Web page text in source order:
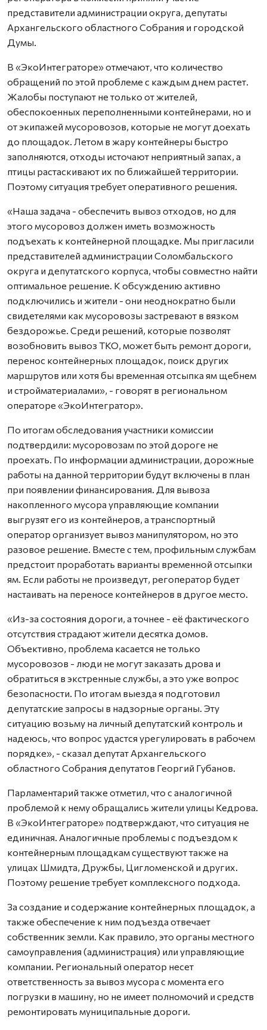
представители администрации округа, депутаты
Архангельского областного Собрания и городской
Думы.
В «ЭкоИнтеграторе» отмечают, что количество
обращений по этой проблеме с каждым днем растет.
Жалобы поступают не только от жителей,
обеспокоенных переполненными контейнерами, но и
от экипажей мусоровозов, которые не могут доехать
до площадок. Летом в жару контейнеры быстро
заполняются, отходы источают неприятный запах, а
птицы растаскивают их по ближайшей территории.
Поэтому ситуация требует оперативного решения.
«Наша задача - обеспечить вывоз отходов, но для
этого мусоровоз должен иметь возможность
подъехать к контейнерной площадке. Мы пригласили
представителей администрации Соломбальского
округа и депутатского корпуса, чтобы совместно найти
оптимальное решение. К обсуждению активно
подключились и жители - они неоднократно были
свидетелями как мусоровозы застревают в вязком
бездорожье. Среди решений, которые позволят
возобновить вывоз ТКО, может быть ремонт дороги,
перенос контейнерных площадок, поиск других
маршрутов или хотя бы временная отсыпка ям щебнем
и стройматериалами», - говорят в региональном
операторе «ЭкоИнтегратор».
По итогам обследования участники комиссии
подтвердили: мусоровозам по этой дороге не
проехать. По информации администрации, дорожные
работы на данной территории будут включены в план
при появлении финансирования. Для вывоза
накопленного мусора управляющие компании
выгрузят его из контейнеров, а транспортный
оператор организует вывоз манипулятором, но это
разовое решение. Вместе с тем, профильным службам
предстоит проработать варианты временной отсыпки
ям. Если работы не произведут, регоператор будет
настаивать на переносе контейнеров в другое место.
«Из-за состояния дороги, а точнее - её фактического
отсутствия страдают жители десятка домов.
Объективно, проблема касается не только
мусоровозов - люди не могут заказать дрова и
обратиться в экстренные службы, а это уже вопрос
безопасности. По итогам выезда я подготовил
депутатские запросы в надзорные органы. Эту
ситуацию возьму на личный депутатский контроль и
надеюсь, что вопрос удастся урегулировать в рабочем
порядке», - сказал депутат Архангельского
областного Собрания депутатов Георгий Губанов.
Парламентарий также отметил, что с аналогичной
проблемой к нему обращались жители улицы Кедрова.
В «ЭкоИнтеграторе» подтверждают, что ситуация не
единичная. Аналогичные проблемы с подъездом к
контейнерным площадкам существуют также на
улицах Шмидта, Дружбы, Цигломенской и других.
Поэтому решение требует комплексного подхода.
За создание и содержание контейнерных площадок, а
также обеспечение к ним подъезда отвечает
собственник земли. Как правило, это органы местного
самоуправления (администрация) или управляющие
компании. Региональный оператор несет
ответственность за вывоз мусора с момента его
погрузки в машину, но не имеет полномочий и средств
ремонтировать муниципальные дороги.